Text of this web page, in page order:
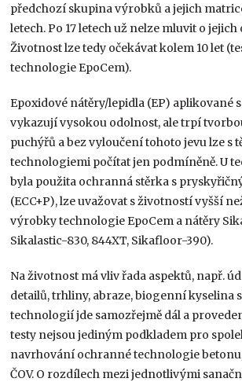
předchozí skupina výrobků a jejich
letech. Po 17 letech už nelze mluvit o
Životnost lze tedy očekávat kolem 10 let
technologie EpoCem).
Epoxidové nátěry/lepidla (EP) aplikované
vykazují vysokou odolnost, ale trpí
puchýřů a bez vyloučení tohoto jevu lze s
technologiemi počítat jen podmíněně. U
byla použita ochranná stěrka s
(ECC+P), lze uvažovat s životností vyšší
výrobky technologie EpoCem a nátěry
Sikalastic-830, 844XT, Sikafloor-390).
Na životnost má vliv řada aspektů, např.
detailů, trhliny, abraze, biogenní kyselina
technologií jde samozřejmě dál a
testy nejsou jediným podkladem pro
navrhování ochranné technologie
ČOV. O rozdílech mezi jednotlivými